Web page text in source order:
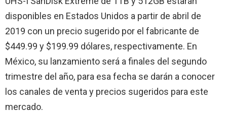
disponibles en Estados Unidos a partir de abril de
2019 con un precio sugerido por el fabricante de
$449.99 y $199.99 dólares, respectivamente. En
México, su lanzamiento será a finales del segundo
trimestre del año, para esa fecha se darán a conocer
los canales de venta y precios sugeridos para este
mercado.